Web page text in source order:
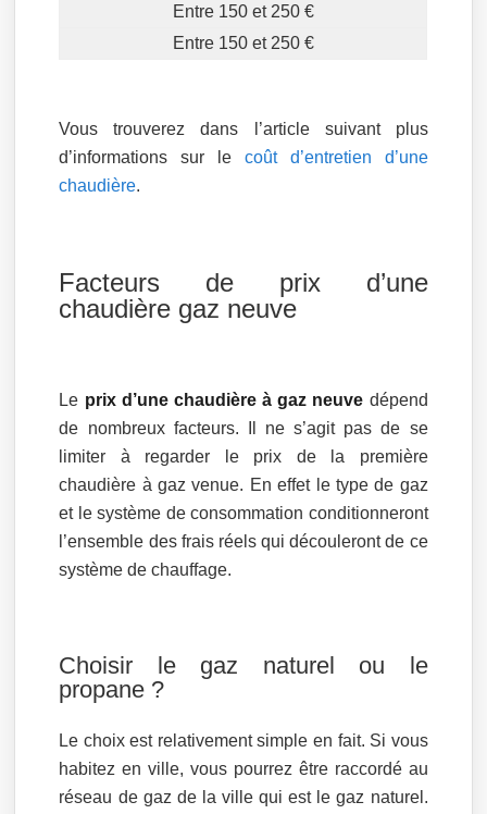
Entre 150 et 250 €
Entre 150 et 250 €
Vous trouverez dans l’article suivant plus
d’informations sur le coût d’entretien d’une
chaudière.
Facteurs de prix d’une
chaudière gaz neuve
Le prix d’une chaudière à gaz neuve dépend
de nombreux facteurs. Il ne s’agit pas de se
limiter à regarder le prix de la première
chaudière à gaz venue. En effet le type de gaz
et le système de consommation conditionneront
l’ensemble des frais réels qui découleront de ce
système de chauffage.
Choisir le gaz naturel ou le
propane ?
Le choix est relativement simple en fait. Si vous
habitez en ville, vous pourrez être raccordé au
réseau de gaz de la ville qui est le gaz naturel.